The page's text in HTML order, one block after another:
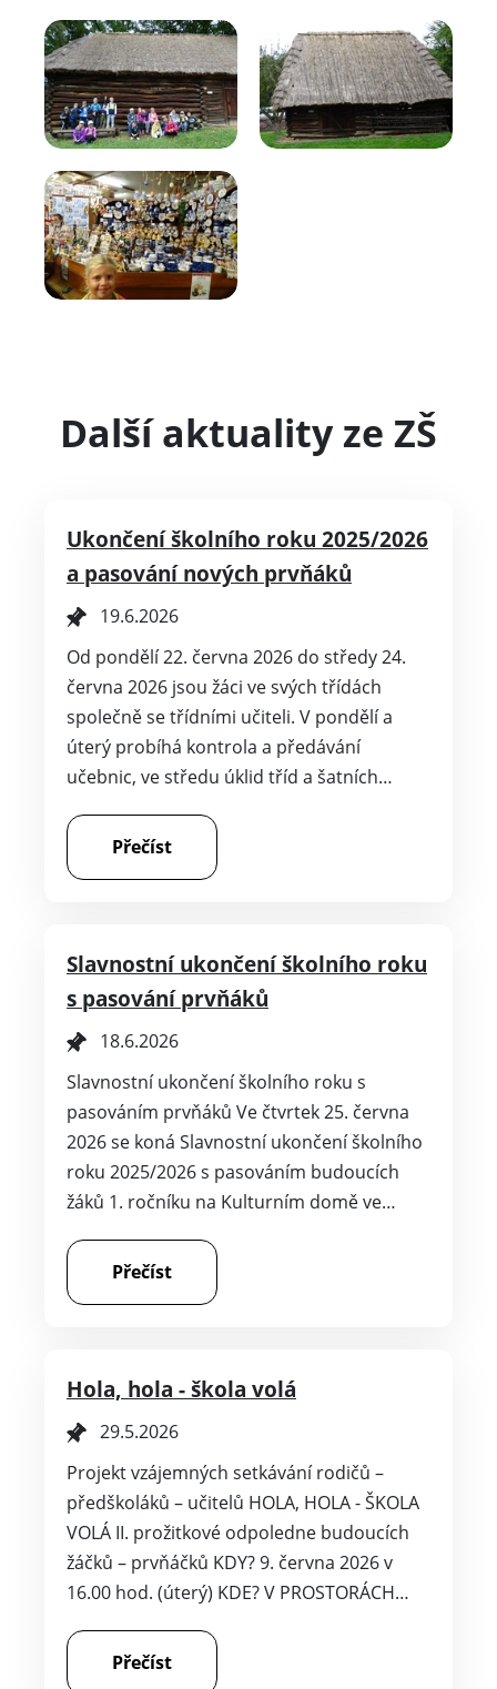
Další aktuality ze ZŠ
Ukončení školního roku 2025/2026
a pasování nových prvňáků
19.6.2026
Od pondělí 22. června 2026 do středy 24.
června 2026 jsou žáci ve svých třídách
společně se třídními učiteli. V pondělí a
úterý probíhá kontrola a předávání
učebnic, ve středu úklid tříd a šatních…
Přečíst
Slavnostní ukončení školního roku
s pasování prvňáků
18.6.2026
Slavnostní ukončení školního roku s
pasováním prvňáků Ve čtvrtek 25. června
2026 se koná Slavnostní ukončení školního
roku 2025/2026 s pasováním budoucích
žáků 1. ročníku na Kulturním domě ve…
Přečíst
Hola, hola - škola volá
29.5.2026
Projekt vzájemných setkávání rodičů –
předškoláků – učitelů HOLA, HOLA - ŠKOLA
VOLÁ II. prožitkové odpoledne budoucích
žáčků – prvňáčků KDY? 9. června 2026 v
16.00 hod. (úterý) KDE? V PROSTORÁCH…
Přečíst